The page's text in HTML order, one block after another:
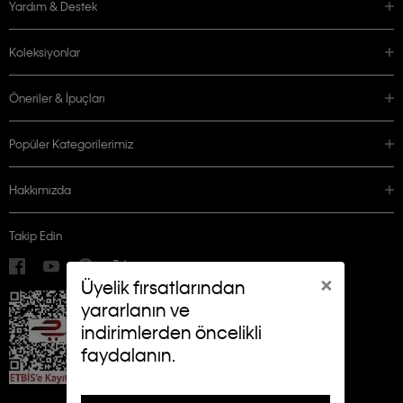
×
Üyelik fırsatlarından
yararlanın ve
indirimlerden öncelikli
faydalanın.
Yardım & Destek
Koleksiyonlar
Öneriler & İpuçları
Popüler Kategorilerimiz
Hakkımızda
Takip Edin